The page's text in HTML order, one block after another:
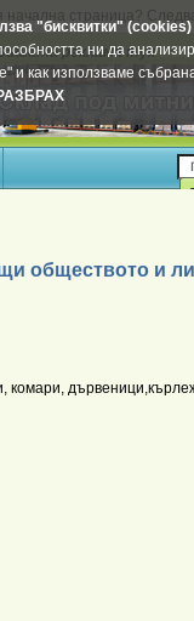
начална страница?
"бисквитки" (cookies)
ни да
и как използваме
реклама тук
обществото и
комари,